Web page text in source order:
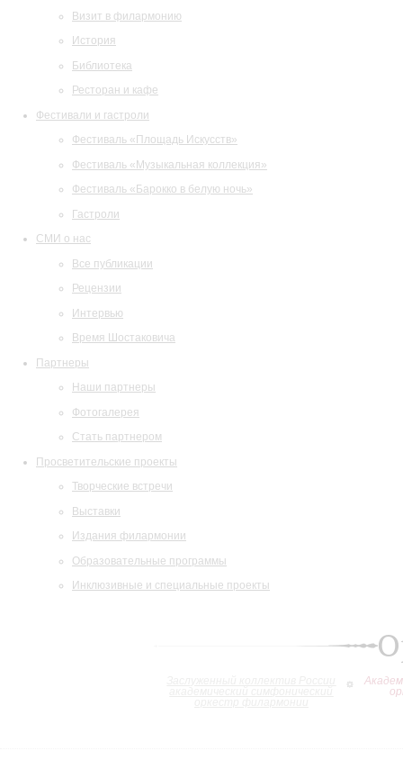
Визит в филармонию
История
Библиотека
Ресторан и кафе
Фестивали и гастроли
Фестиваль «Площадь Искусств»
Фестиваль «Музыкальная коллекция»
Фестиваль «Барокко в белую ночь»
Гастроли
СМИ о нас
Все публикации
Рецензии
Интервью
Время Шостаковича
Партнеры
Наши партнеры
Фотогалерея
Стать партнером
Просветительские проекты
Творческие встречи
Выставки
Издания филармонии
Образовательные программы
Инклюзивные и специальные проекты